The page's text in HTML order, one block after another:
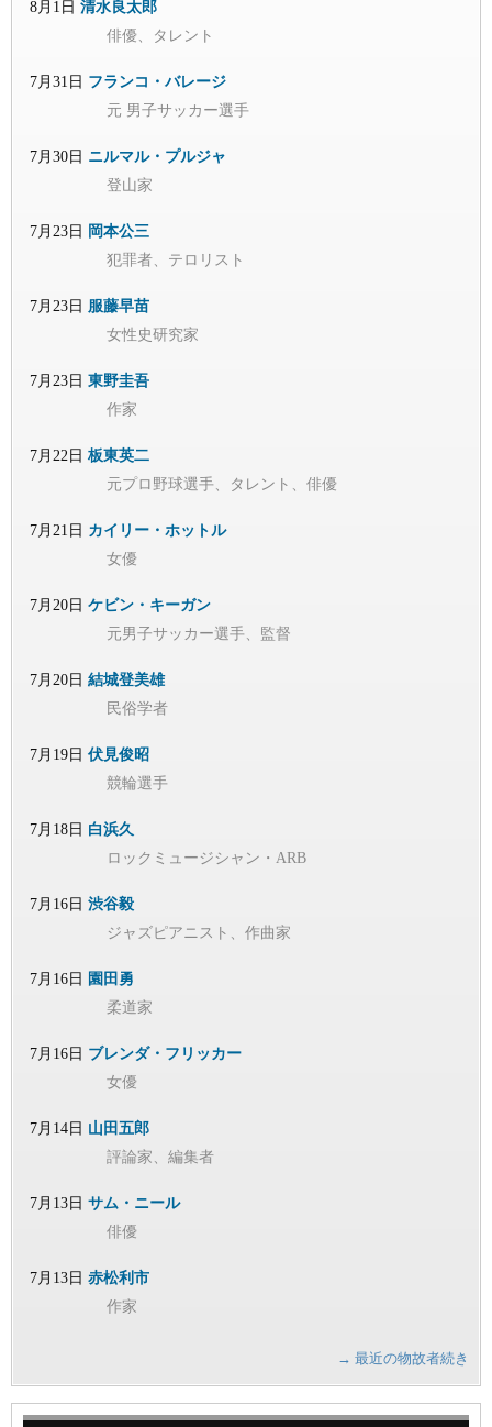
8月1日 清水良太郎
俳優、タレント
7月31日 フランコ・バレージ
元 男子サッカー選手
7月30日 ニルマル・プルジャ
登山家
7月23日 岡本公三
犯罪者、テロリスト
7月23日 服藤早苗
女性史研究家
7月23日 東野圭吾
作家
7月22日 板東英二
元プロ野球選手、タレント、俳優
7月21日 カイリー・ホットル
女優
7月20日 ケビン・キーガン
元男子サッカー選手、監督
7月20日 結城登美雄
民俗学者
7月19日 伏見俊昭
競輪選手
7月18日 白浜久
ロックミュージシャン・ARB
7月16日 渋谷毅
ジャズピアニスト、作曲家
7月16日 園田勇
柔道家
7月16日 ブレンダ・フリッカー
女優
7月14日 山田五郎
評論家、編集者
7月13日 サム・ニール
俳優
7月13日 赤松利市
作家
→ 最近の物故者続き